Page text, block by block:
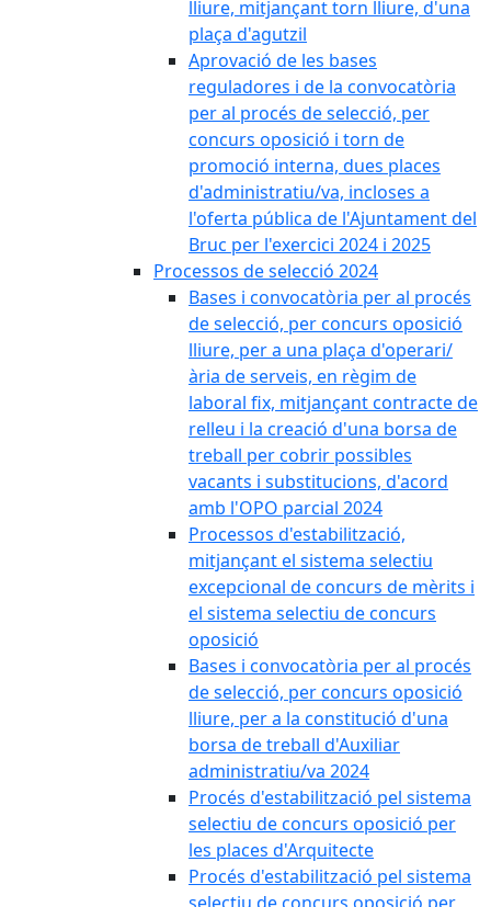
lliure, mitjançant torn lliure, d'una
plaça d'agutzil
Aprovació de les bases
reguladores i de la convocatòria
per al procés de selecció, per
concurs oposició i torn de
promoció interna, dues places
d'administratiu/va, incloses a
l'oferta pública de l'Ajuntament del
Bruc per l'exercici 2024 i 2025
Processos de selecció 2024
Bases i convocatòria per al procés
de selecció, per concurs oposició
lliure, per a una plaça d'operari/
ària de serveis, en règim de
laboral fix, mitjançant contracte de
relleu i la creació d'una borsa de
treball per cobrir possibles
vacants i substitucions, d'acord
amb l'OPO parcial 2024
Processos d'estabilització,
mitjançant el sistema selectiu
excepcional de concurs de mèrits i
el sistema selectiu de concurs
oposició
Bases i convocatòria per al procés
de selecció, per concurs oposició
lliure, per a la constitució d'una
borsa de treball d'Auxiliar
administratiu/va 2024
Procés d'estabilització pel sistema
selectiu de concurs oposició per
les places d'Arquitecte
Procés d'estabilització pel sistema